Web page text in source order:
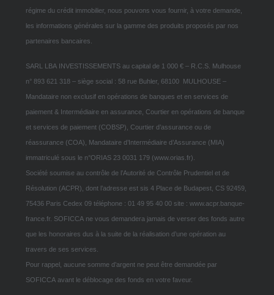
régime du crédit immobilier, nous pouvons vous fournir, à votre demande,
les informations générales sur la gamme des produits proposés par nos
partenaires bancaires.
SARL LBA INVESTISSEMENTS au capital de 1 000 € – R.C.S. Mulhouse
n° 893 621 318 – siège social : 58 rue Buhler, 68100 MULHOUSE –
Mandataire non exclusif en opérations de banques et en services de
paiement & Intermédiaire en assurance, Courtier en opérations de banque
et services de paiement (COBSP), Courtier d’assurance ou de
réassurance (COA), Mandataire d’Intermédiaire d’Assurance (MIA)
immatriculé sous le n°ORIAS 23 0031 179 (www.orias.fr).
Société soumise au contrôle de l’Autorité de Contrôle Prudentiel et de
Résolution (ACPR), dont l’adresse est sis 4 Place de Budapest, CS 92459,
75436 Paris Cedex 09 téléphone : 01 49 95 40 00 site : www.acpr.banque-
france.fr. SOFICCA ne vous demandera jamais de verser des fonds autre
que les honoraires dus à la suite de la réalisation d’une opération au
travers de ses services.
Pour rappel, aucune somme d’argent ne peut être demandée par
SOFICCA avant le déblocage des fonds en votre faveur.